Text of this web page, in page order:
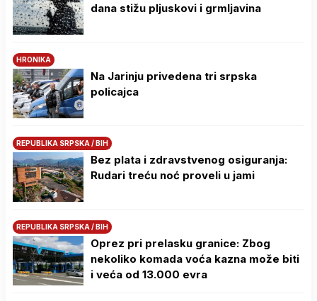
dana stižu pljuskovi i grmljavina
HRONIKA
Na Јarinju privedena tri srpska
policajca
REPUBLIKA SRPSKA / BIH
Bez plata i zdravstvenog osiguranja:
Rudari treću noć proveli u jami
REPUBLIKA SRPSKA / BIH
Oprez pri prelasku granice: Zbog
nekoliko komada voća kazna može biti
i veća od 13.000 evra